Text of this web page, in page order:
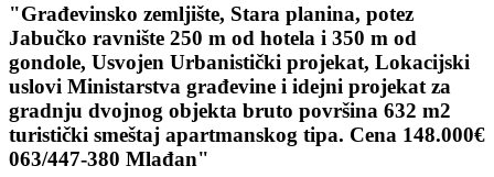
"Građevinsko zemljište, Stara planina, potez
Jabučko ravnište 250 m od hotela i 350 m od
gondole, Usvojen Urbanistički projekat, Lokacijski
uslovi Ministarstva građevine i idejni projekat za
gradnju dvojnog objekta bruto površina 632 m2
turistički smeštaj apartmanskog tipa. Cena 148.000€
063/447-380 Mlađan"